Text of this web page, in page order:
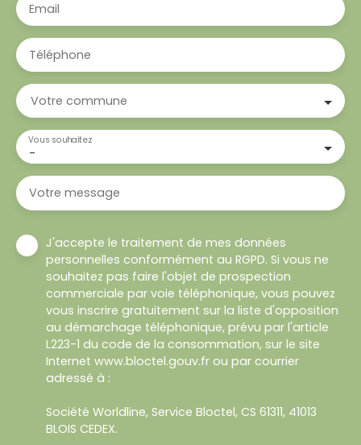
Email
Téléphone
Votre commune
-
Vous souhaitez
Votre message
J'accepte le traitement de mes données
personnelles conformément au RGPD. Si vous ne
souhaitez pas faire l'objet de prospection
commerciale par voie téléphonique, vous pouvez
vous inscrire gratuitement sur la liste d'opposition
au démarchage téléphonique, prévu par l'article
L223-1 du code de la consommation, sur le site
Internet www.bloctel.gouv.fr ou par courrier
adressé à :
Société Worldline, Service Bloctel, CS 61311, 41013
BLOIS CEDEX.